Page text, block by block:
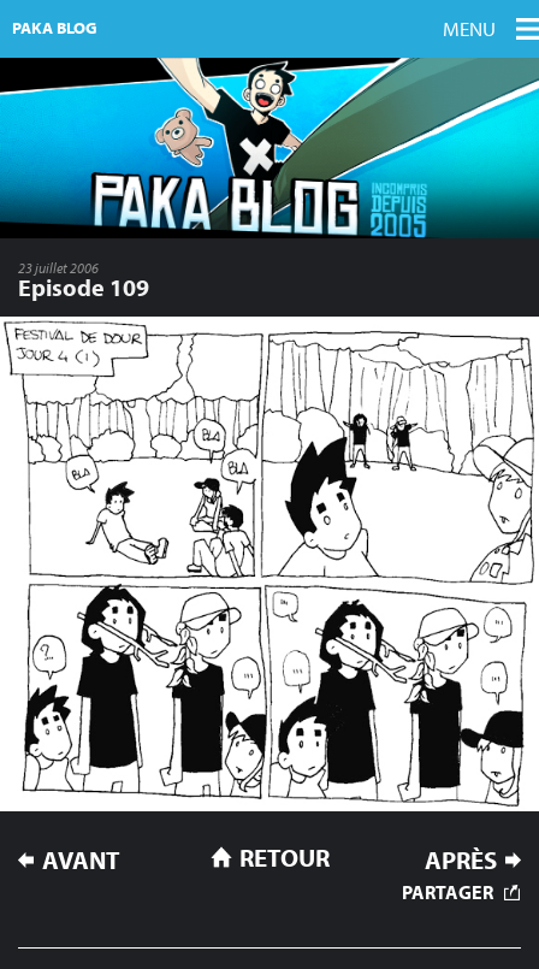
PAKA BLOG MENU
23 juillet 2006
Episode 109
NAVIGATION
DE
AVANT APRÈS
RETOUR
PARTAGER